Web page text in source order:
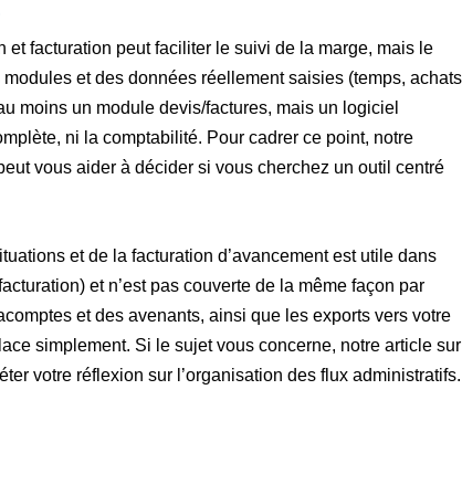
facturation peut faciliter le suivi de la marge, mais le
et des données réellement saisies (temps,
moins un module devis/factures, mais un logiciel
ni la comptabilité. Pour cadrer ce point, notre
vous aider à décider si vous cherchez un outil centré
et de la facturation d’avancement est utile dans
et n’est pas couverte de la même façon par
et des avenants, ainsi que les exports vers votre
simplement. Si le sujet vous concerne, notre article sur
votre réflexion sur l’organisation des flux administratifs.